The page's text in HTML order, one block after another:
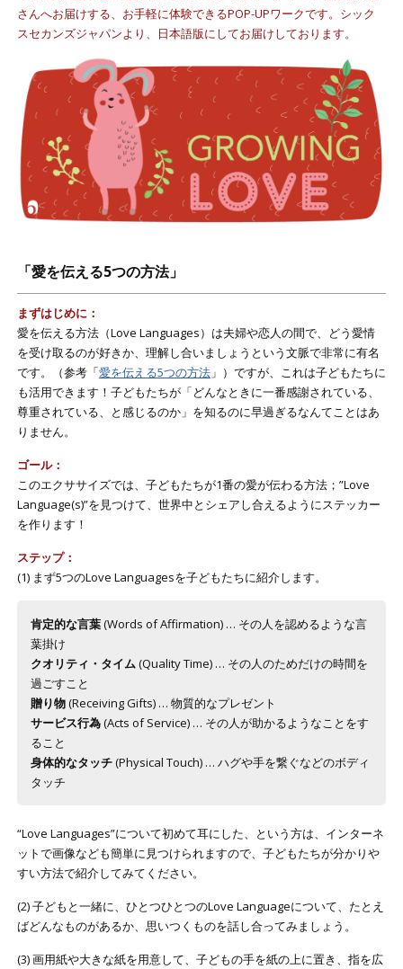
さんへお届けする、お手軽に体験できるPOP-UPワークです。シック
スセカンズジャパンより、日本語版にしてお届けしております。
「愛を伝える5つの方法」
まずはじめに：
愛を伝える方法（Love Languages）は夫婦や恋人の間で、どう愛情
を受け取るのが好きか、理解し合いましょうという文脈で非常に有名
です。（参考「愛を伝える5つの方法」）ですが、これは子どもたちに
も活用できます！子どもたちが「どんなときに一番感謝されている、
尊重されている、と感じるのか」を知るのに早過ぎるなんてことはあ
りません。
ゴール：
このエクササイズでは、子どもたちが1番の愛が伝わる方法；”Love
Language(s)”を見つけて、世界中とシェアし合えるようにステッカー
を作ります！
ステップ：
(1) まず5つのLove Languagesを子どもたちに紹介します。
肯定的な言葉(Words of Affirmation) … その人を認めるような言
葉掛け
クオリティ・タイム(Quality Time) … その人のためだけの時間を
過ごすこと
贈り物(Receiving Gifts) … 物質的なプレゼント
サービス行為(Acts of Service) … その人が助かるようなことをす
ること
身体的なタッチ(Physical Touch) … ハグや手を繋ぐなどのボディ
タッチ
“Love Languages”について初めて耳にした、という方は、インターネ
ットで画像なども簡単に見つけられますので、子どもたちが分かりや
すい方法で紹介してみてください。
(2) 子どもと一緒に、ひとつひとつのLove Languageについて、たとえ
ばどんなものがあるか、思いつくものを話し合ってみましょう。
(3) 画用紙や大きな紙を用意して、子どもの手を紙の上に置き、指を広